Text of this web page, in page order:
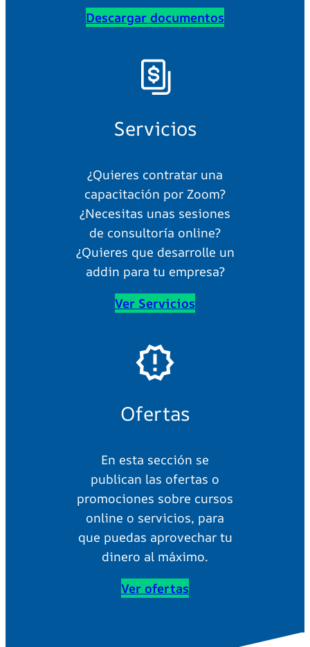
Descargar documentos
Servicios
¿Quieres contratar una
capacitación por Zoom?
¿Necesitas unas sesiones
de consultoría online?
¿Quieres que desarrolle un
addin para tu empresa?
Ver Servicios
Ofertas
En esta sección se
publican las ofertas o
promociones sobre cursos
online o servicios, para
que puedas aprovechar tu
dinero al máximo.
Ver ofertas